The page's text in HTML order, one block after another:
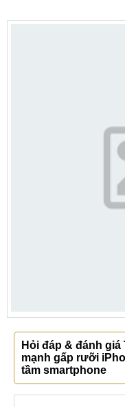
Hỏi đáp & đánh
mạnh gấp rưỡi
tầm smartphone